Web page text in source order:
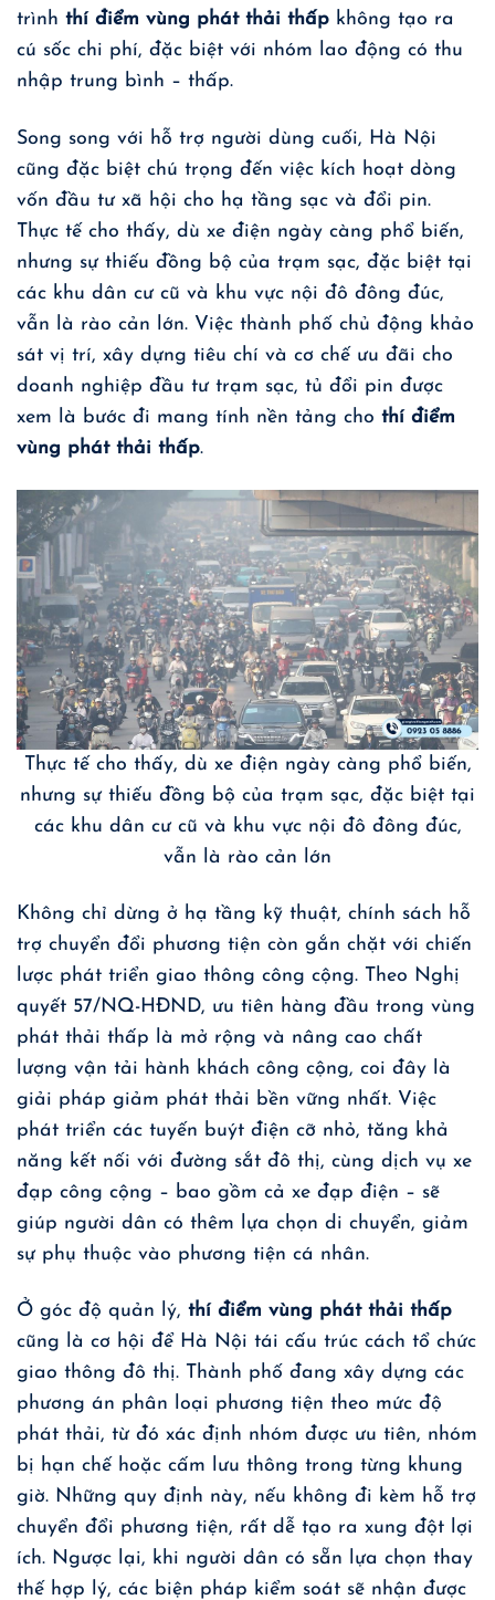
trình thí điểm vùng phát thải thấp không tạo ra
cú sốc chi phí, đặc biệt với nhóm lao động có thu
nhập trung bình – thấp.
Song song với hỗ trợ người dùng cuối, Hà Nội
cũng đặc biệt chú trọng đến việc kích hoạt dòng
vốn đầu tư xã hội cho hạ tầng sạc và đổi pin.
Thực tế cho thấy, dù xe điện ngày càng phổ biến,
nhưng sự thiếu đồng bộ của trạm sạc, đặc biệt tại
các khu dân cư cũ và khu vực nội đô đông đúc,
vẫn là rào cản lớn. Việc thành phố chủ động khảo
sát vị trí, xây dựng tiêu chí và cơ chế ưu đãi cho
doanh nghiệp đầu tư trạm sạc, tủ đổi pin được
xem là bước đi mang tính nền tảng cho thí điểm
vùng phát thải thấp.
Thực tế cho thấy, dù xe điện ngày càng phổ biến,
nhưng sự thiếu đồng bộ của trạm sạc, đặc biệt tại
các khu dân cư cũ và khu vực nội đô đông đúc,
vẫn là rào cản lớn
Không chỉ dừng ở hạ tầng kỹ thuật, chính sách hỗ
trợ chuyển đổi phương tiện còn gắn chặt với chiến
lược phát triển giao thông công cộng. Theo Nghị
quyết 57/NQ-HĐND, ưu tiên hàng đầu trong vùng
phát thải thấp là mở rộng và nâng cao chất
lượng vận tải hành khách công cộng, coi đây là
giải pháp giảm phát thải bền vững nhất. Việc
phát triển các tuyến buýt điện cỡ nhỏ, tăng khả
năng kết nối với đường sắt đô thị, cùng dịch vụ xe
đạp công cộng – bao gồm cả xe đạp điện – sẽ
giúp người dân có thêm lựa chọn di chuyển, giảm
sự phụ thuộc vào phương tiện cá nhân.
Ở góc độ quản lý, thí điểm vùng phát thải thấp
cũng là cơ hội để Hà Nội tái cấu trúc cách tổ chức
giao thông đô thị. Thành phố đang xây dựng các
phương án phân loại phương tiện theo mức độ
phát thải, từ đó xác định nhóm được ưu tiên, nhóm
bị hạn chế hoặc cấm lưu thông trong từng khung
giờ. Những quy định này, nếu không đi kèm hỗ trợ
chuyển đổi phương tiện, rất dễ tạo ra xung đột lợi
ích. Ngược lại, khi người dân có sẵn lựa chọn thay
thế hợp lý, các biện pháp kiểm soát sẽ nhận được